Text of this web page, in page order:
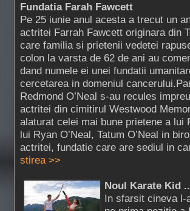
Fundatia Farah Fawcett
Pe 25 iunie anul acesta a trecut un
actritei Farrah Fawcett originara din
care familia si prietenii vedetei
colon la varsta de 62 de ani au
dand numele ei unei fundatii
cercetarea in domeniul
Redmond O’Neal s-au recules
actritei din cimitirul Westwood
alaturat celei mai bune prietene a
lui Ryan O’Neal, Tatum O’Neal in
actritei, fundatie care are sediul in
stirea >>
Noul Karate Kid
In sfarsit cineva l-